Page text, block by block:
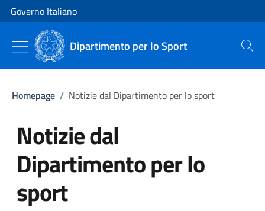
Vai al contenuto
Vai alla navigazione del sito
Governo Italiano
Dipartimento per lo Sport Cerca
Homepage / Notizie dal Dipartimento per lo sport
Notizie dal
Dipartimento per lo
sport